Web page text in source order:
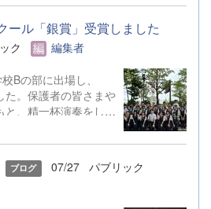
の育成」に取り組んで
ール「銀賞」受賞しました
ク 編集者
Bの部に出場し、
た。保護者の皆さまや
と、精一杯演奏をして
から本校吹奏楽部
のコンテストに向け
き、応援をよろしくお
&nbsp; &nbsp;
ブログ 07/27
パブリック